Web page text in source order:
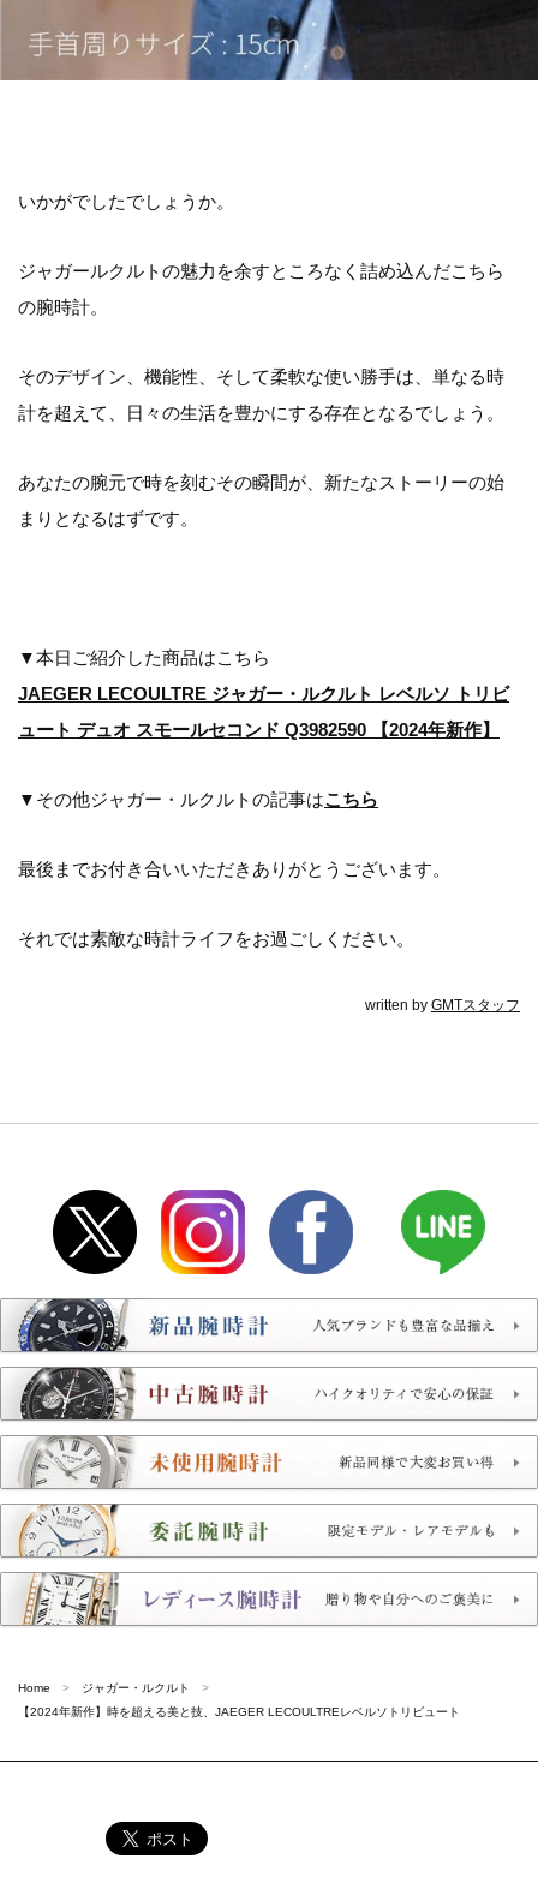
いかがでしたでしょうか。
ジャガールクルトの魅力を余すところなく詰め込んだこちら
の腕時計。
そのデザイン、機能性、そして柔軟な使い勝手は、単なる時
計を超えて、日々の生活を豊かにする存在となるでしょう。
あなたの腕元で時を刻むその瞬間が、新たなストーリーの始
まりとなるはずです。
▼本日ご紹介した商品はこちら
JAEGER LECOULTRE ジャガー・ルクルト レベルソ トリビ
ュート デュオ スモールセコンド Q3982590 【2024年新作】
▼その他ジャガー・ルクルトの記事はこちら
最後までお付き合いいただきありがとうございます。
それでは素敵な時計ライフをお過ごしください。
written by GMTスタッフ
Home
ジャガー・ルクルト
【2024年新作】時を超える美と技、JAEGER LECOULTREレベルソトリビュート